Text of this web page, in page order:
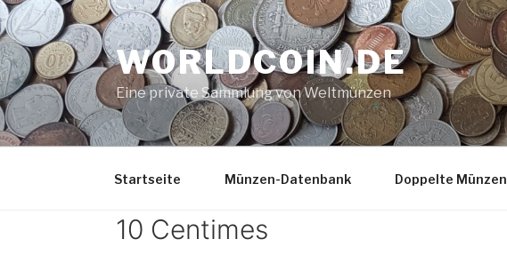
Zum
Inhalt
springen
WORLDCOIN.DE
Eine private Sammlung von Weltmünzen
Startseite Münzen-Datenbank Doppelte Münzen
10 Centimes